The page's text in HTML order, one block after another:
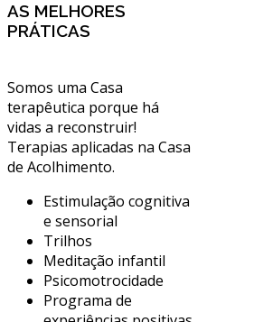
AS MELHORES
PRÁTICAS
Somos uma Casa
terapêutica porque há
vidas a reconstruir!
Terapias aplicadas na Casa
de Acolhimento.
Estimulação cognitiva
e sensorial
Trilhos
Meditação infantil
Psicomotrocidade
Programa de